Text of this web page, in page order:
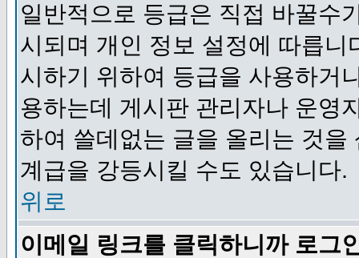
일반적으로 등급은 직접 바꿀수
시되며 개인 정보 설정에 따릅
시하기 위하여 등급을 사용하거
용하는데 게시판 관리자나 운영
하여 쓸데없는 글을 올리는 것
계급을 강등시킬 수도 있습니다.
위로
이메일 링크를 클릭하니까 로그